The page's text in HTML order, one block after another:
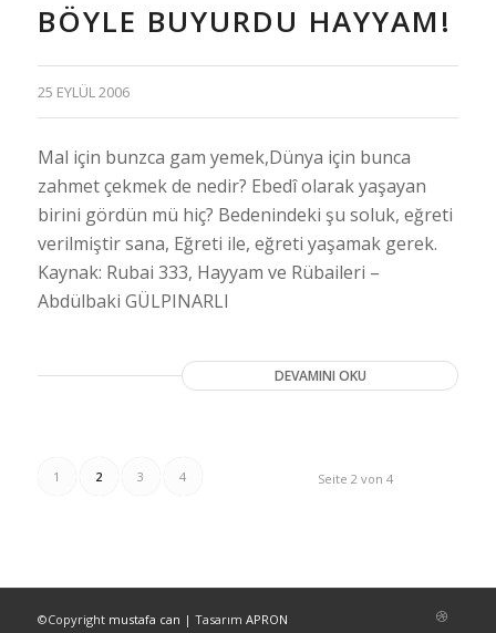
BÖYLE BUYURDU HAYYAM!
25 EYLÜL 2006
Mal için bunzca gam yemek,Dünya için bunca
zahmet çekmek de nedir? Ebedî olarak yaşayan
birini gördün mü hiç? Bedenindeki şu soluk, eğreti
verilmiştir sana, Eğreti ile, eğreti yaşamak gerek.
Kaynak: Rubai 333, Hayyam ve Rübaileri –
Abdülbaki GÜLPINARLI
DEVAMINI OKU
Seite 2 von 4
1 2 3 4
©Copyright mustafa can | Tasarım APRON